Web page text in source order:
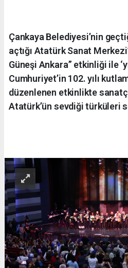
Çankaya Belediyesi’nin
açtığı Atatürk Sanat
Güneşi Ankara” etkinliği ile
Cumhuriyet’in 102. yılı
düzenlenen etkinlikte
Atatürk’ün sevdiği türküleri